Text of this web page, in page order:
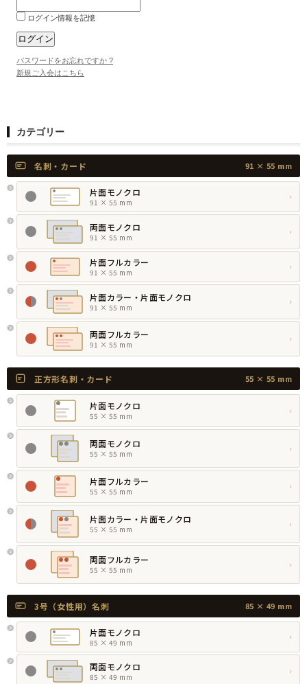
ログイン情報を記憶
パスワードをお忘れですか ?
新規ご入会はこちら
カテゴリー
名刺・カード 91 × 55 mm
片面モノクロ
91 × 55 mm
›
両面モノクロ
91 × 55 mm
›
片面フルカラー
91 × 55 mm
›
片面カラー・片面モノクロ
91 × 55 mm
›
両面フルカラー
91 × 55 mm
›
正方形名刺・カード 55 × 55 mm
片面モノクロ
55 × 55 mm
›
両面モノクロ
55 × 55 mm
›
片面フルカラー
55 × 55 mm
›
片面カラー・片面モノクロ
55 × 55 mm
›
両面フルカラー
55 × 55 mm
›
3号（女性用）名刺 85 × 49 mm
片面モノクロ
85 × 49 mm
›
両面モノクロ
85 × 49 mm
›